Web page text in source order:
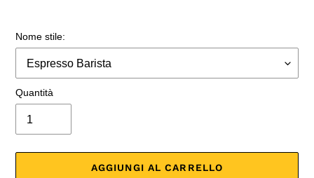
Nome stile:
Quantità
AGGIUNGI AL CARRELLO